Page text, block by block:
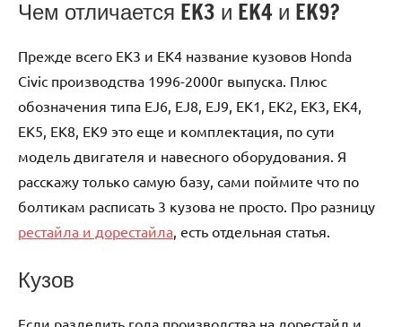
Чем отличается EK3 и EK4 и EK9?
Прежде всего EK3 и EK4 название кузовов Honda
Civic производства 1996-2000г выпуска. Плюс
обозначения типа EJ6, EJ8, EJ9, EK1, EK2, EK3, EK4,
EK5, EK8, EK9 это еще и комплектация, по сути
модель двигателя и навесного оборудования. Я
расскажу только самую базу, сами поймите что по
болтикам расписать 3 кузова не просто. Про разницу
рестайла и дорестайла , есть отдельная статья.
Кузов
Если разделить года производства на дорестайл и